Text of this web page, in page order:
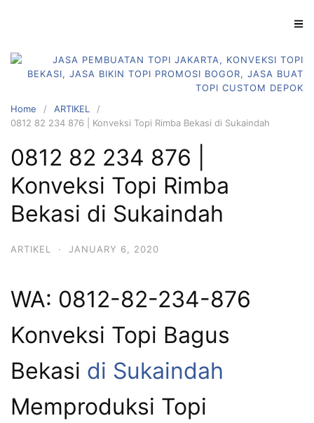
Home
ARTIKEL
0812 82 234 876 | Konveksi Topi Rimba Bekasi di Sukaindah
0812 82 234 876 |
Konveksi Topi Rimba
Bekasi di Sukaindah
ARTIKEL · JANUARY 6, 2020
WA: 0812-82-234-876
Konveksi Topi Bagus
Bekasi di Sukaindah
Memproduksi Topi